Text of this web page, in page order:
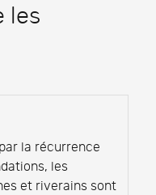
les
la récurrence
les
et riverains sont